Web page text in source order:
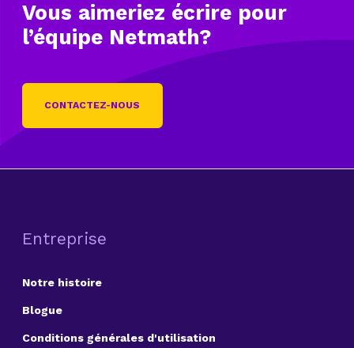
Vous aimeriez écrire pour
l’équipe Netmath?
CONTACTEZ-NOUS
Entreprise
Notre histoire
Blogue
Conditions générales d'utilisation